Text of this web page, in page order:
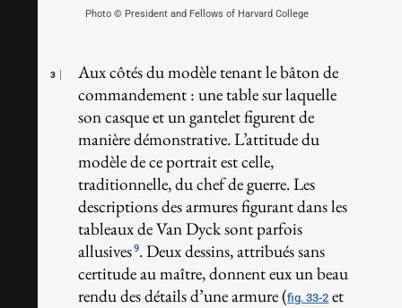
Photo © President and Fellows of Harvard College
3
Aux côtés du modèle tenant le bâton de
commandement : une table sur laquelle
son casque et un gantelet figurent de
manière démonstrative. L’attitude du
modèle de ce portrait est celle,
traditionnelle, du chef de guerre. Les
descriptions des armures figurant dans les
tableaux de Van Dyck sont parfois
allusives9. Deux dessins, attribués sans
certitude au maître, donnent eux un beau
rendu des détails d’une armure (fig. 33-2 et